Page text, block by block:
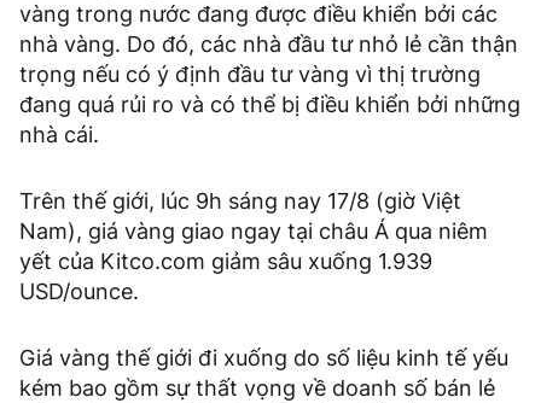
vàng trong nước đang được điều khiển bởi các
nhà vàng. Do đó, các nhà đầu tư nhỏ lẻ cần thận
trọng nếu có ý định đầu tư vàng vì thị trường
đang quá rủi ro và có thể bị điều khiển bởi những
nhà cái.
Trên thế giới, lúc 9h sáng nay 17/8 (giờ Việt
Nam), giá vàng giao ngay tại châu Á qua niêm
yết của Kitco.com giảm sâu xuống 1.939
USD/ounce.
Giá vàng thế giới đi xuống do số liệu kinh tế yếu
kém bao gồm sự thất vọng về doanh số bán lẻ